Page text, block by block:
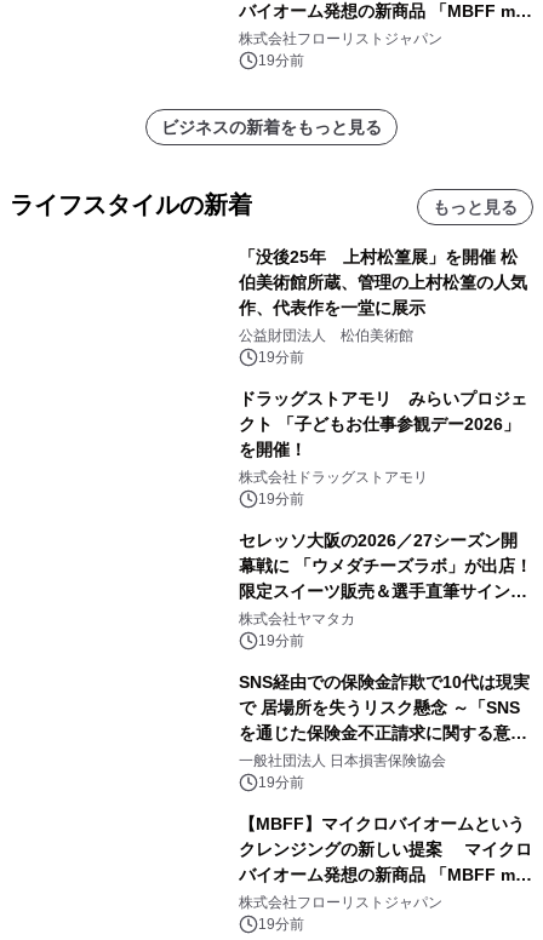
バイオーム発想の新商品 「MBFF mb
クレンジングPRO」を2026年8月6日
発売
株式会社フローリストジャパン
19分前
ビジネスの新着をもっと見る
ライフスタイルの新着 もっと見る
「没後25年 上村松篁展」を開催 松
伯美術館所蔵、管理の上村松篁の人気
作、代表作を一堂に展示
公益財団法人 松伯美術館
19分前
ドラッグストアモリ みらいプロジェ
クト 「子どもお仕事参観デー2026」
を開催！
株式会社ドラッグストアモリ
19分前
セレッソ大阪の2026／27シーズン開
幕戦に 「ウメダチーズラボ」が出店！
限定スイーツ販売＆選手直筆サイング
ッズが当たる抽選会を 8月8日に開催
株式会社ヤマタカ
19分前
SNS経由での保険金詐欺で10代は現実
で 居場所を失うリスク懸念 ～「SNS
を通じた保険金不正請求に関する意識
調査」を実施、 認知度の低さも浮き彫
りに～
一般社団法人 日本損害保険協会
19分前
【MBFF】マイクロバイオームという
クレンジングの新しい提案 マイクロ
バイオーム発想の新商品 「MBFF mb
クレンジングPRO」を2026年8月6日
発売
株式会社フローリストジャパン
19分前